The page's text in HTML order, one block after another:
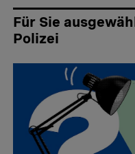
Für Sie
Polizei